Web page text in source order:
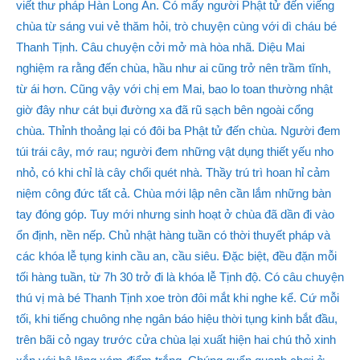
viết thư pháp Hàn Long Ẩn. Có mấy người Phật tử đến viếng
chùa từ sáng vui vẻ thăm hỏi, trò chuyện cùng với dì cháu bé
Thanh Tịnh. Câu chuyện cởi mở mà hòa nhã. Diệu Mai
nghiệm ra rằng đến chùa, hầu như ai cũng trở nên trầm tĩnh,
từ ái hơn. Cũng vậy với chị em Mai, bao lo toan thường nhật
giờ đây như cát bụi đường xa đã rũ sạch bên ngoài cổng
chùa. Thỉnh thoảng lại có đôi ba Phật tử đến chùa. Người đem
túi trái cây, mớ rau; người đem những vật dụng thiết yếu nho
nhỏ, có khi chỉ là cây chổi quét nhà. Thầy trú trì hoan hỉ cảm
niệm công đức tất cả. Chùa mới lập nên cần lắm những bàn
tay đóng góp. Tuy mới nhưng sinh hoạt ở chùa đã dần đi vào
ổn định, nền nếp. Chủ nhật hàng tuần có thời thuyết pháp và
các khóa lễ tụng kinh cầu an, cầu siêu. Đặc biệt, đều đặn mỗi
tối hàng tuần, từ 7h 30 trở đi là khóa lễ Tịnh độ. Có câu chuyện
thú vị mà bé Thanh Tịnh xoe tròn đôi mắt khi nghe kể. Cứ mỗi
tối, khi tiếng chuông nhẹ ngân báo hiệu thời tụng kinh bắt đầu,
trên bãi cỏ ngay trước cửa chùa lại xuất hiện hai chú thỏ xinh